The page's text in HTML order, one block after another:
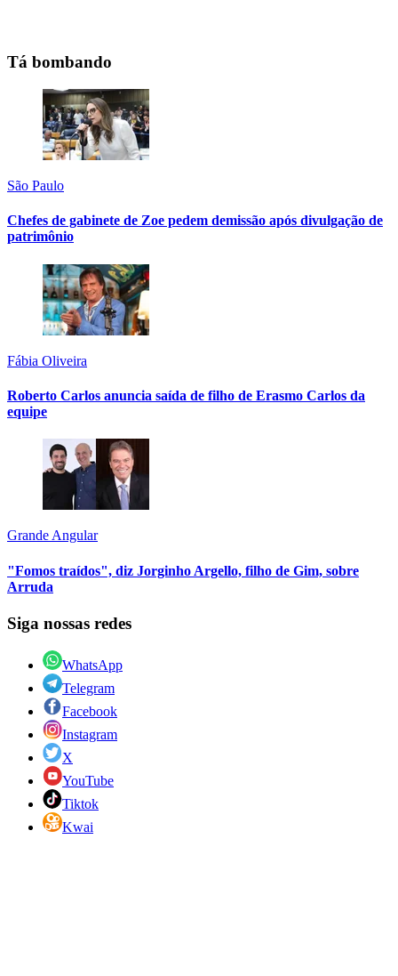
Tá bombando
São Paulo
Chefes de gabinete de Zoe pedem demissão após divulgação de
patrimônio
Fábia Oliveira
Roberto Carlos anuncia saída de filho de Erasmo Carlos da
equipe
Grande Angular
"Fomos traídos", diz Jorginho Argello, filho de Gim, sobre
Arruda
Siga nossas redes
WhatsApp
Telegram
Facebook
Instagram
X
YouTube
Tiktok
Kwai